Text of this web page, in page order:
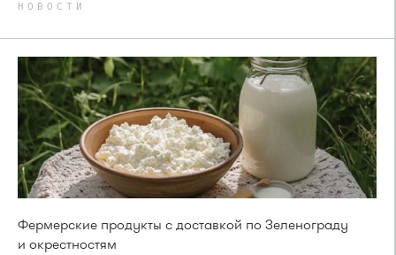
НОВОСТИ
Фермерские продукты с доставкой по Зеленограду
и окрестностям